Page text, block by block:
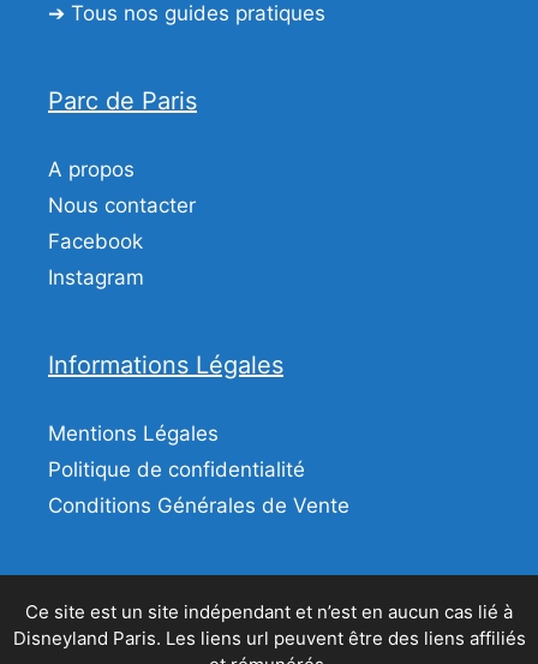
➔ Tous nos guides pratiques
Parc de Paris
A propos
Nous contacter
Facebook
Instagram
Informations Légales
Mentions Légales
Politique de confidentialité
Conditions Générales de Vente
Ce site est un site indépendant et n’est en aucun cas lié à
Disneyland Paris. Les liens url peuvent être des liens affiliés